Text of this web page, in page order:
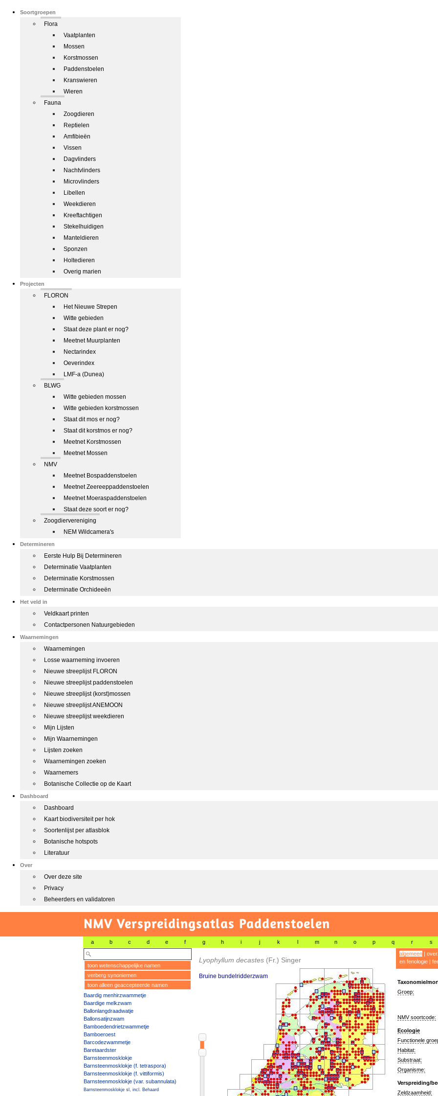
Soortgroepen
Flora
Vaatplanten
Mossen
Korstmossen
Paddenstoelen
Kranswieren
Wieren
Fauna
Zoogdieren
Reptielen
Amfibieën
Vissen
Dagvlinders
Nachtvlinders
Microvlinders
Libellen
Weekdieren
Kreeftachtigen
Stekelhuidigen
Manteldieren
Sponzen
Holtedieren
Overig marien
Projecten
FLORON
Het Nieuwe Strepen
Witte gebieden
Staat deze plant er nog?
Meetnet Muurplanten
Nectarindex
Oeverindex
LMF-a (Dunea)
BLWG
Witte gebieden mossen
Witte gebieden korstmossen
Staat dit mos er nog?
Staat dit korstmos er nog?
Meetnet Korstmossen
Meetnet Mossen
NMV
Meetnet Bospaddenstoelen
Meetnet Zeereeppaddenstoelen
Meetnet Moeraspaddenstoelen
Staat deze soort er nog?
Zoogdiervereniging
NEM Wildcamera's
Determineren
Eerste Hulp Bij Determineren
Determinatie Vaatplanten
Determinatie Korstmossen
Determinatie Orchideeën
Het veld in
Veldkaart printen
Contactpersonen Natuurgebieden
Waarnemingen
Waarnemingen
Losse waarneming invoeren
Nieuwe streeplijst FLORON
Nieuwe streeplijst paddenstoelen
Nieuwe streeplijst (korst)mossen
Nieuwe streeplijst ANEMOON
Nieuwe streeplijst weekdieren
Mijn Lijsten
Mijn Waarnemingen
Lijsten zoeken
Waarnemingen zoeken
Waarnemers
Botanische Collectie op de Kaart
Dashboard
Dashboard
Kaart biodiversiteit per hok
Soortenlijst per atlasblok
Botanische hotspots
Literatuur
Over
Over deze site
Privacy
Beheerders en validatoren
NMV Verspreidingsatlas Paddenstoelen
a b c d e f g h i j k l m n o p q r s
toon wetenschappelijke namen
verberg synoniemen
toon alleen geaccepteerde namen
Baardig menhirzwammetje
Baardige melkzwam
Ballonlangdraadwatje
Ballonsatijnzwam
Bamboedendrietzwammetje
Bamboeroest
Barcodezwammetje
Baretaardster
Barnsteenmosklokje
Barnsteenmosklokje (f. tetraspora)
Barnsteenmosklokje (f. vittiformis)
Barnsteenmosklokje (var. subannulata)
Barnsteenmosklokje sl, incl. Behaard
Lyophyllum decastes (Fr.) Singer
Bruine bundelridderzwam
algemeen|
en fenologie|
Taxonomie/
Groep:
NMV soortcode:
Ecologie
Functionele
Habitat:
Substraat:
Organisme:
Verspreiding/
Zeldzaamheid: